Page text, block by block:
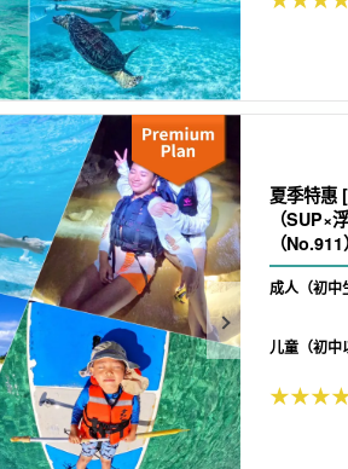
夏季特惠
（SUP×
（No.911）
成人（初中
儿童（初中